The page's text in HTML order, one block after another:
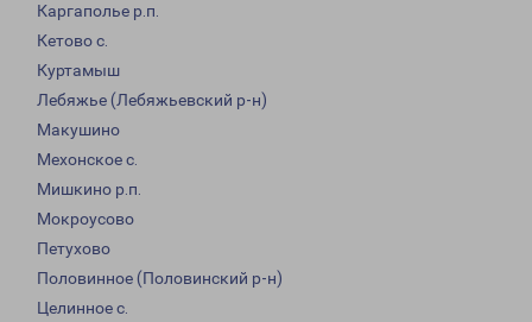
Каргаполье р.п.
Кетово с.
Куртамыш
Лебяжье (Лебяжьевский р-н)
Макушино
Мехонское с.
Мишкино р.п.
Мокроусово
Петухово
Половинное (Половинский р-н)
Целинное с.